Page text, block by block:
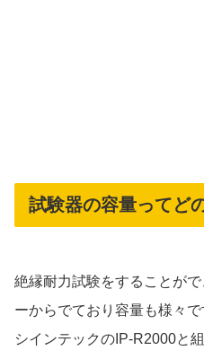
試験器の容量ってど
絶縁耐力試験をすることが
ーからでており容量も様々
シインテックのIP-R2000と